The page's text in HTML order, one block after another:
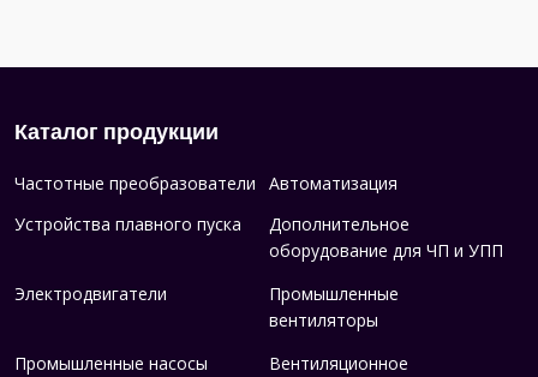
Каталог продукции
Частотные преобразователи
Автоматизация
Устройства плавного пуска
Дополнительное
оборудование для ЧП и УПП
Электродвигатели Промышленные
вентиляторы
Промышленные насосы Вентиляционное